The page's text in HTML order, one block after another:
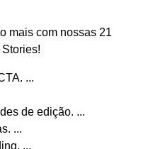
mais com nossas 21
...
de edição. ...
...
...